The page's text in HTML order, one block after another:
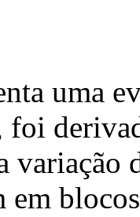
uma
foi
em